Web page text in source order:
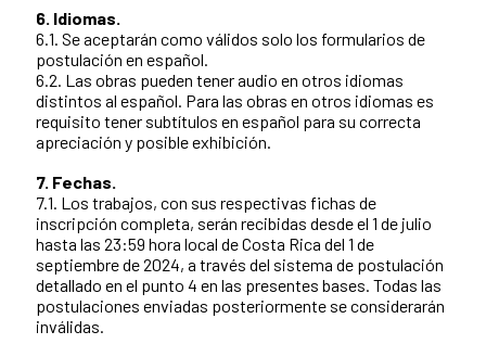
6. Idiomas.
6.1. Se aceptarán como válidos solo los formularios de
postulación en español.
6.2. Las obras pueden tener audio en otros idiomas
distintos al español. Para las obras en otros idiomas es
requisito tener subtítulos en español para su correcta
apreciación y posible exhibición.
7. Fechas.
7.1. Los trabajos, con sus respectivas fichas de
inscripción completa, serán recibidas desde el 1 de julio
hasta las 23:59 hora local de Costa Rica del 1 de
septiembre de 2024, a través del sistema de postulación
detallado en el punto 4 en las presentes bases. Todas las
postulaciones enviadas posteriormente se considerarán
inválidas.